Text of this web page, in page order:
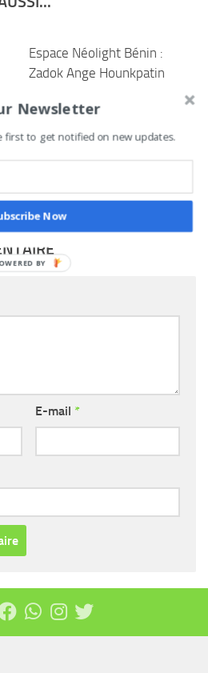
Espace Néolight Bénin :
Zadok Ange Hounkpatin
place un vaste projet de
transformation
E-mail *
Newsletter
first to get notified on new updates.
Now